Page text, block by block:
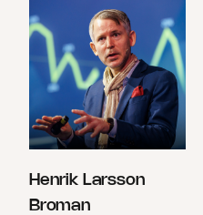
Henrik Larsson
Broman